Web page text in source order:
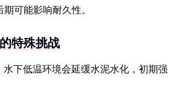
可能影响耐久性。
特殊挑战
水下低温环境会延缓水泥水化，初期强